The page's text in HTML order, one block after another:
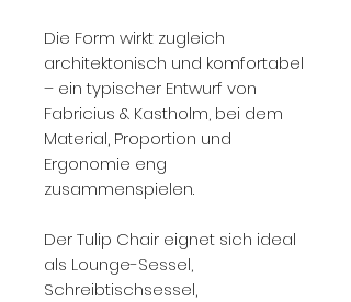
Die Form wirkt zugleich
architektonisch und komfortabel
– ein typischer Entwurf von
Fabricius & Kastholm, bei dem
Material, Proportion und
Ergonomie eng
zusammenspielen.
Der Tulip Chair eignet sich ideal
als Lounge-Sessel,
Schreibtischsessel,